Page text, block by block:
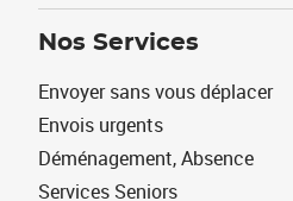
Nos Services
Envoyer sans vous déplacer
Envois urgents
Déménagement, Absence
Services Seniors